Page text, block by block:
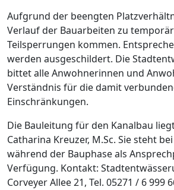
Aufgrund der beengten
Verlauf der Bauarbeiten zu
Teilsperrungen kommen.
werden ausgeschildert. Die
bittet alle Anwohnerinnen und
Verständnis für die damit
Einschränkungen.
Die Bauleitung für den Kanalbau
Catharina Kreuzer, M.Sc. Sie steht
während der Bauphase als
Verfügung. Kontakt:
Corveyer Allee 21, Tel. 05271 / 6 999